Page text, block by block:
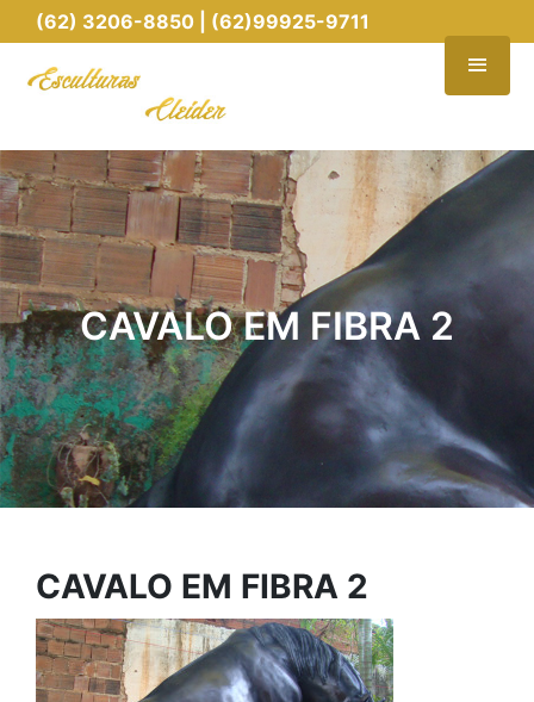
(62) 3206-8850 | (62)99925-9711
CAVALO EM FIBRA 2
CAVALO EM FIBRA 2